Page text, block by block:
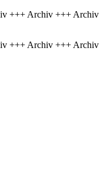
+++ Archiv +++ Archiv
+++ Archiv +++ Archiv